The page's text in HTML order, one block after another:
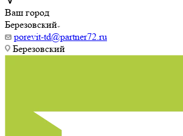
Ваш город
Березовский
porevit-td@partner72.ru
Березовский